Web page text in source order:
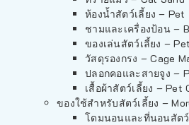
ห้องน้ำสัตว์เลี้ยง –
ชามและเครื่องป้อน –
ของเล่นสัตว์เลี้ยง –
วัสดุรองกรง – Cage
ปลอกคอและสายจูง –
เสื้อผ้าสัตว์เลี้ยง – Pet
ของใช้สำหรับสัตว์เลี้ยง –
โดมนอนและที่นอนสัตว์